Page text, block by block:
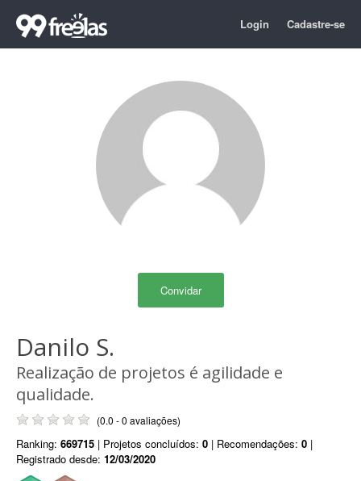
Login Cadastre-se
Convidar
Danilo S.
Realização de projetos é agilidade e
qualidade.
(0.0 - 0 avaliações)
Ranking: 669715 | Projetos concluídos: 0 | Recomendações: 0 |
Registrado desde: 12/03/2020